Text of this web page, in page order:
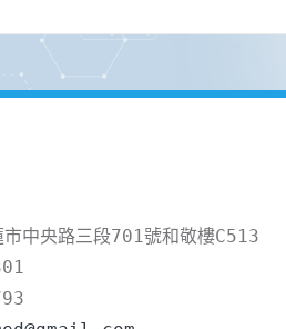
中央路三段701號和敬樓C513